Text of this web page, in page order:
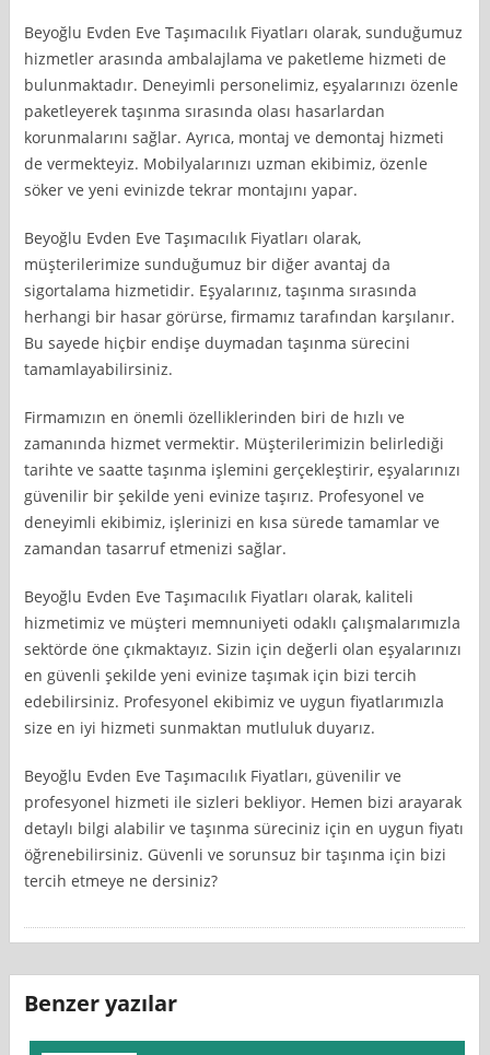
Beyoğlu Evden Eve Taşımacılık Fiyatları olarak, sunduğumuz
hizmetler arasında ambalajlama ve paketleme hizmeti de
bulunmaktadır. Deneyimli personelimiz, eşyalarınızı özenle
paketleyerek taşınma sırasında olası hasarlardan
korunmalarını sağlar. Ayrıca, montaj ve demontaj hizmeti
de vermekteyiz. Mobilyalarınızı uzman ekibimiz, özenle
söker ve yeni evinizde tekrar montajını yapar.
Beyoğlu Evden Eve Taşımacılık Fiyatları olarak,
müşterilerimize sunduğumuz bir diğer avantaj da
sigortalama hizmetidir. Eşyalarınız, taşınma sırasında
herhangi bir hasar görürse, firmamız tarafından karşılanır.
Bu sayede hiçbir endişe duymadan taşınma sürecini
tamamlayabilirsiniz.
Firmamızın en önemli özelliklerinden biri de hızlı ve
zamanında hizmet vermektir. Müşterilerimizin belirlediği
tarihte ve saatte taşınma işlemini gerçekleştirir, eşyalarınızı
güvenilir bir şekilde yeni evinize taşırız. Profesyonel ve
deneyimli ekibimiz, işlerinizi en kısa sürede tamamlar ve
zamandan tasarruf etmenizi sağlar.
Beyoğlu Evden Eve Taşımacılık Fiyatları olarak, kaliteli
hizmetimiz ve müşteri memnuniyeti odaklı çalışmalarımızla
sektörde öne çıkmaktayız. Sizin için değerli olan eşyalarınızı
en güvenli şekilde yeni evinize taşımak için bizi tercih
edebilirsiniz. Profesyonel ekibimiz ve uygun fiyatlarımızla
size en iyi hizmeti sunmaktan mutluluk duyarız.
Beyoğlu Evden Eve Taşımacılık Fiyatları, güvenilir ve
profesyonel hizmeti ile sizleri bekliyor. Hemen bizi arayarak
detaylı bilgi alabilir ve taşınma süreciniz için en uygun fiyatı
öğrenebilirsiniz. Güvenli ve sorunsuz bir taşınma için bizi
tercih etmeye ne dersiniz?
Benzer yazılar